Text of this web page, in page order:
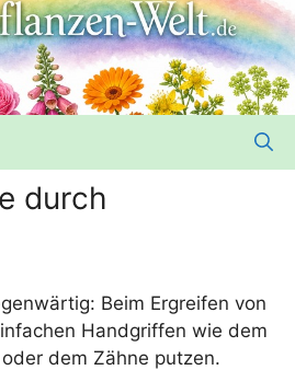
durch
Beim Ergrei­fen von
Hand­grif­fen wie dem
dem Zäh­ne put­zen.